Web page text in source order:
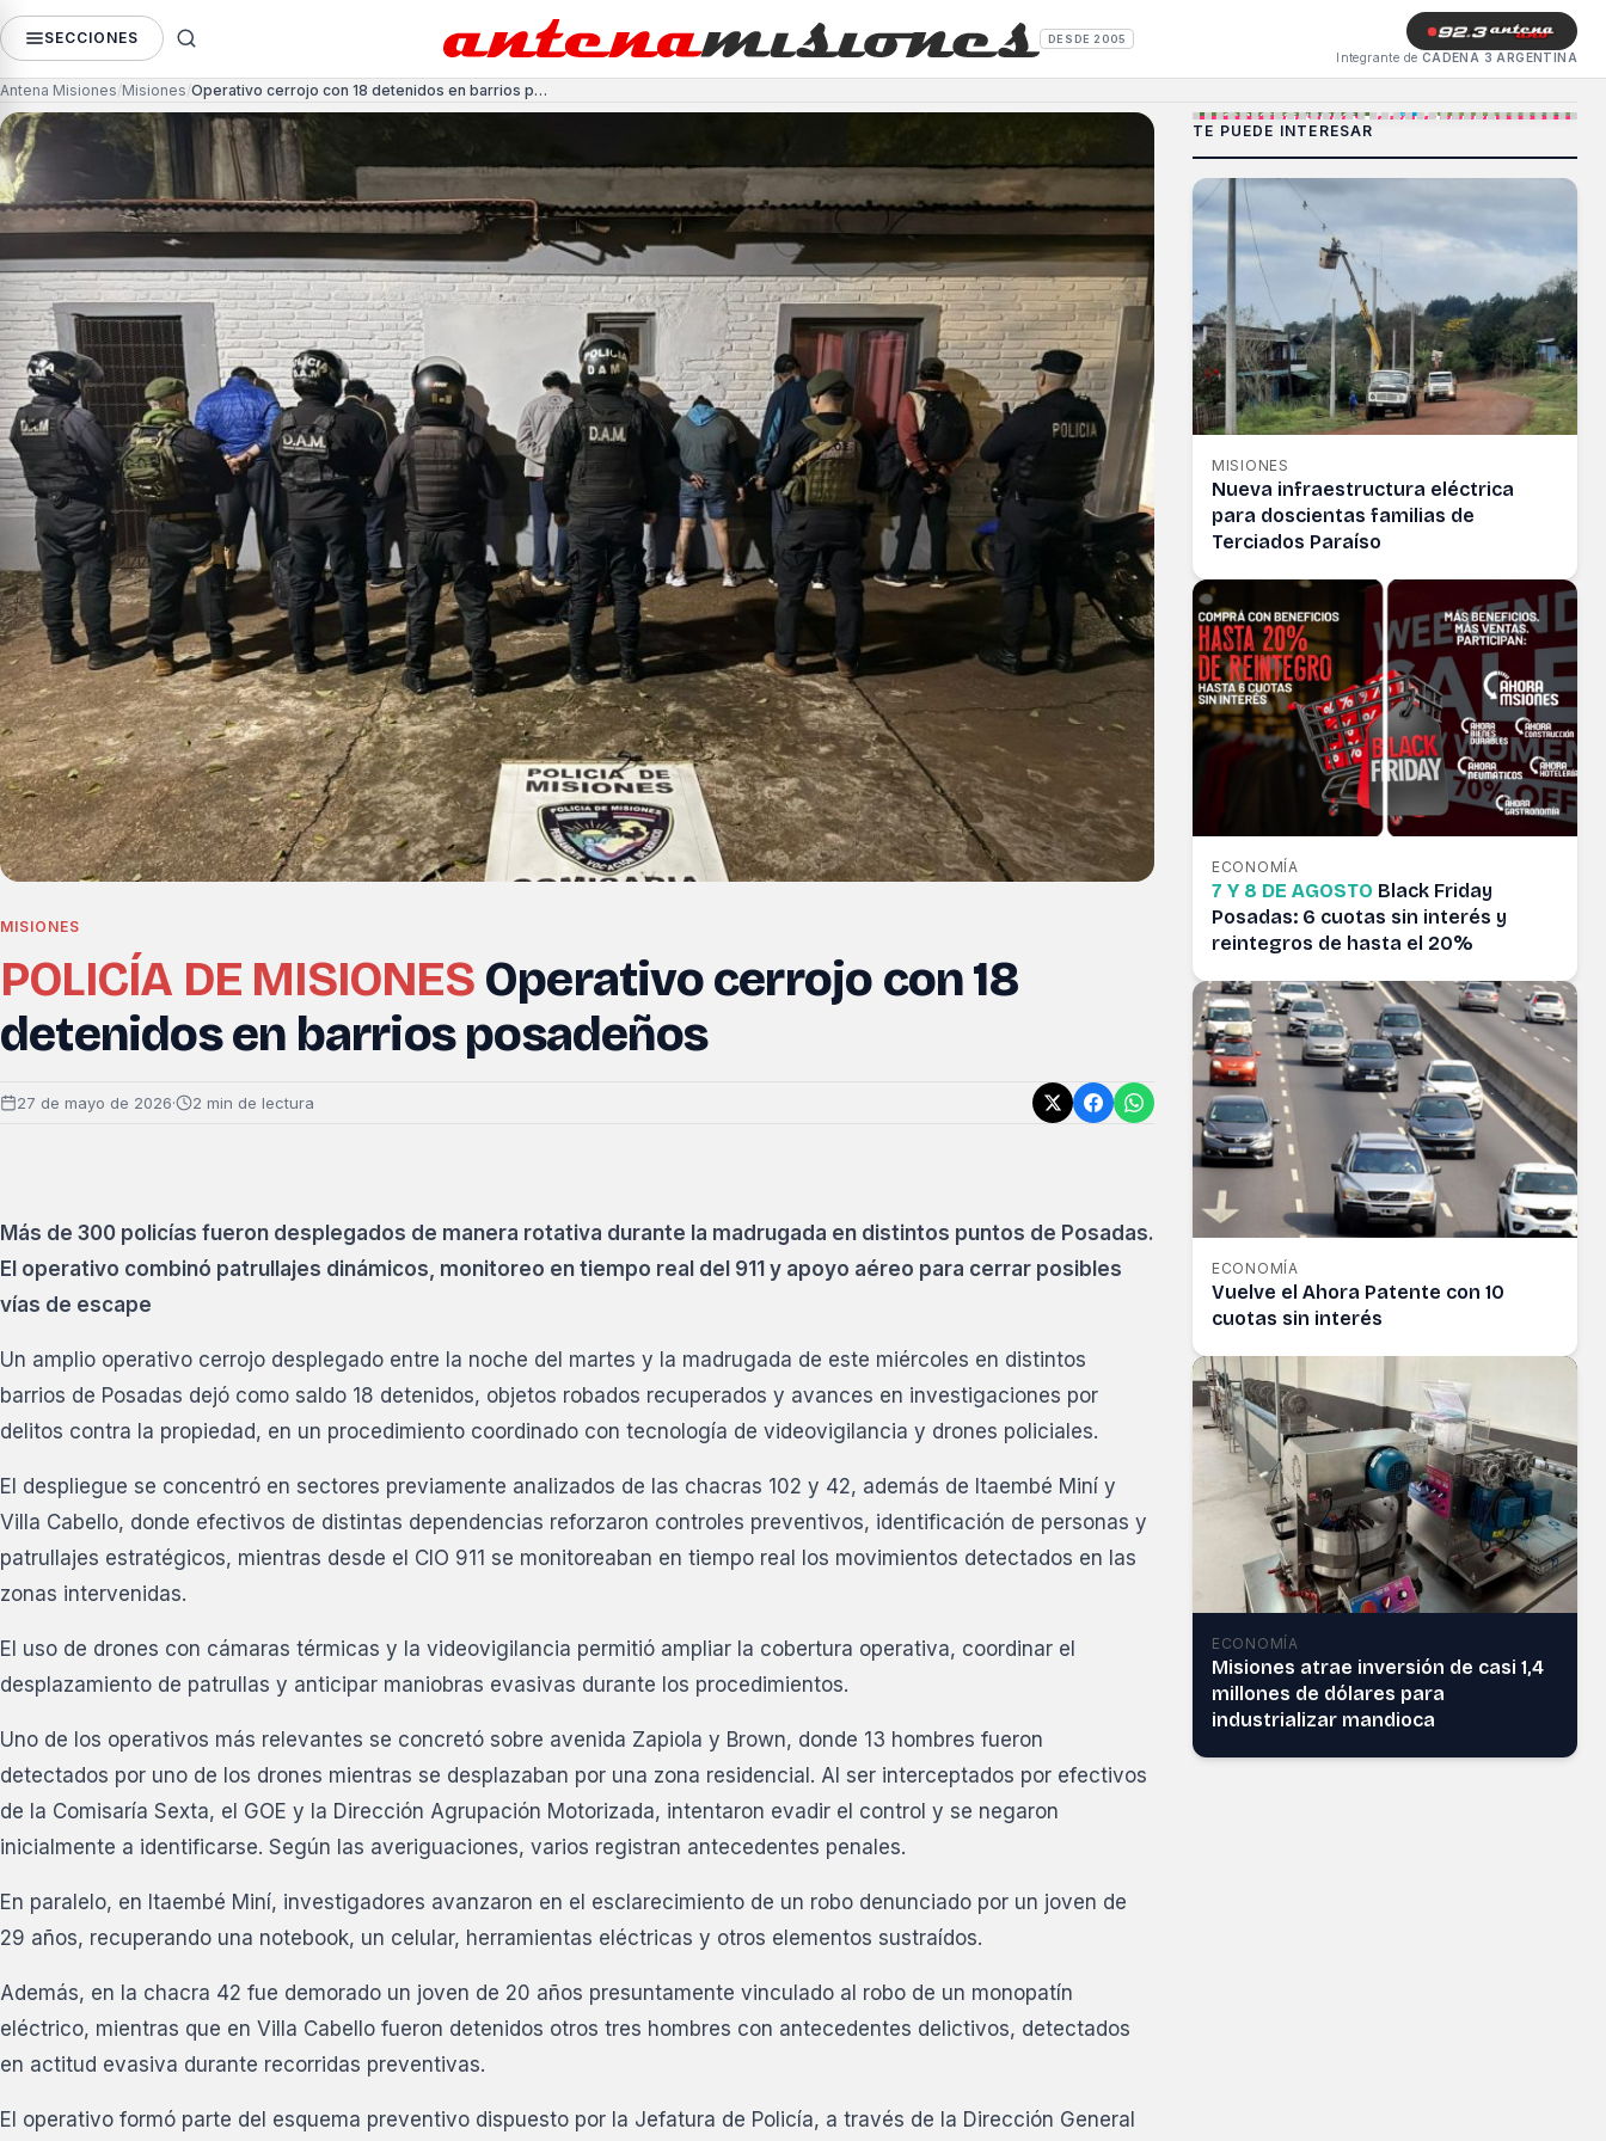
SECCIONES DESDE 2005
Integrante de CADENA 3 ARGENTINA
Antena Misiones Misiones Operativo cerrojo con 18 detenidos en barrios posadeños
MISIONES
POLICÍA DE MISIONES Operativo cerrojo con 18
detenidos en barrios posadeños
27 de mayo de 2026· 2 min de lectura
Más de 300 policías fueron desplegados de manera rotativa durante la madrugada en distintos puntos de Posadas.
El operativo combinó patrullajes dinámicos, monitoreo en tiempo real del 911 y apoyo aéreo para cerrar posibles
vías de escape
Un amplio operativo cerrojo desplegado entre la noche del martes y la madrugada de este miércoles en distintos
barrios de Posadas dejó como saldo 18 detenidos, objetos robados recuperados y avances en investigaciones por
delitos contra la propiedad, en un procedimiento coordinado con tecnología de videovigilancia y drones policiales.
El despliegue se concentró en sectores previamente analizados de las chacras 102 y 42, además de Itaembé Miní y
Villa Cabello, donde efectivos de distintas dependencias reforzaron controles preventivos, identificación de personas y
patrullajes estratégicos, mientras desde el CIO 911 se monitoreaban en tiempo real los movimientos detectados en las
zonas intervenidas.
El uso de drones con cámaras térmicas y la videovigilancia permitió ampliar la cobertura operativa, coordinar el
desplazamiento de patrullas y anticipar maniobras evasivas durante los procedimientos.
Uno de los operativos más relevantes se concretó sobre avenida Zapiola y Brown, donde 13 hombres fueron
detectados por uno de los drones mientras se desplazaban por una zona residencial. Al ser interceptados por efectivos
de la Comisaría Sexta, el GOE y la Dirección Agrupación Motorizada, intentaron evadir el control y se negaron
inicialmente a identificarse. Según las averiguaciones, varios registran antecedentes penales.
En paralelo, en Itaembé Miní, investigadores avanzaron en el esclarecimiento de un robo denunciado por un joven de
29 años, recuperando una notebook, un celular, herramientas eléctricas y otros elementos sustraídos.
Además, en la chacra 42 fue demorado un joven de 20 años presuntamente vinculado al robo de un monopatín
eléctrico, mientras que en Villa Cabello fueron detenidos otros tres hombres con antecedentes delictivos, detectados
en actitud evasiva durante recorridas preventivas.
El operativo formó parte del esquema preventivo dispuesto por la Jefatura de Policía, a través de la Dirección General
TE PUEDE INTERESAR
MISIONES
Nueva infraestructura eléctrica
para doscientas familias de
Terciados Paraíso
ECONOMÍA
7 Y 8 DE AGOSTO Black Friday
Posadas: 6 cuotas sin interés y
reintegros de hasta el 20%
ECONOMÍA
Vuelve el Ahora Patente con 10
cuotas sin interés
ECONOMÍA
Misiones atrae inversión de casi 1,4
millones de dólares para
industrializar mandioca